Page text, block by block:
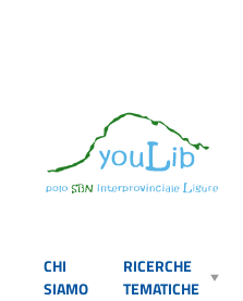
CHI
SIAMO
RICERCHE
TEMATICHE